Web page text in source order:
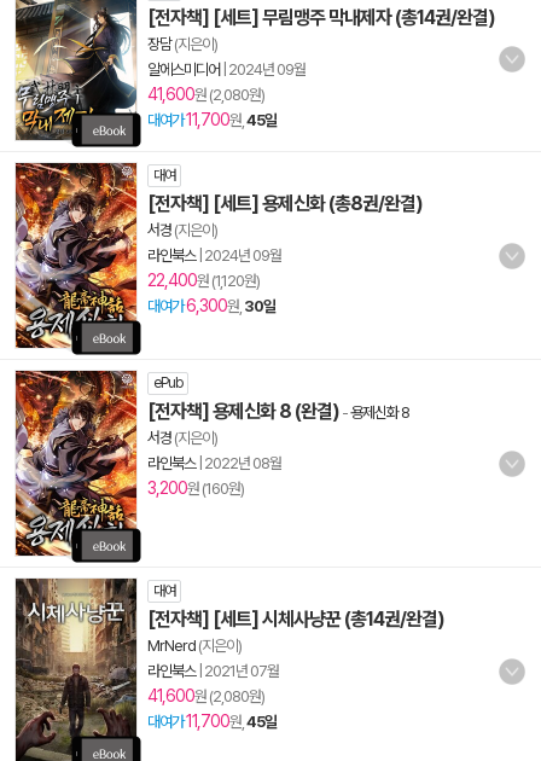
[전자책] [세트] 무림맹주 막내제자 (총14권/완결)
장담(지은이)
알에스미디어 2024년 09월
41,600원 (2,080원)
대여가11,700원, 45일
대여
[전자책] [세트] 용제신화 (총8권/완결)
서경 (지은이)
라인북스| 2024년 09월
22,400원 (1,120원)
대여가6,300원, 30일
ePub
[전자책] 용제신화 8 (완결) -용제신화 8
서경 (지은이)
라인북스| 2022년 08월
3,200원 (160원)
대여
[전자책] [세트] 시체사냥꾼 (총14권/완결)
MrNerd (지은이)
라인북스| 2021년 07월
41,600원 (2,080원)
대여가11,700원, 45일